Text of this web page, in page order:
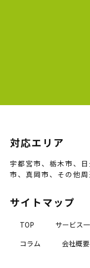
対応エリア
宇都宮市、栃木市、
市、真岡市、その他
サイトマップ
TOP サービス
コラム
会社概要